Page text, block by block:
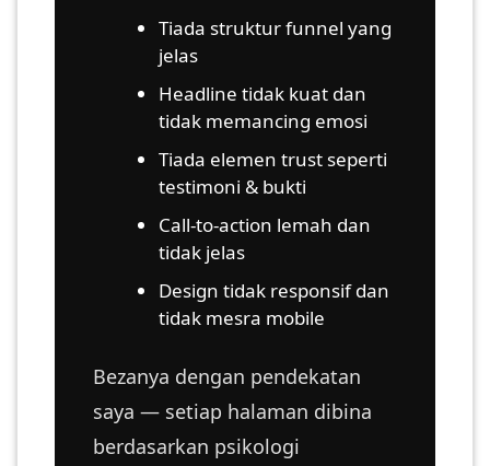
Tiada struktur funnel yang
jelas
Headline tidak kuat dan
tidak memancing emosi
Tiada elemen trust seperti
testimoni & bukti
Call-to-action lemah dan
tidak jelas
Design tidak responsif dan
tidak mesra mobile
Bezanya dengan pendekatan
saya — setiap halaman dibina
berdasarkan psikologi
INDONESIA(1)